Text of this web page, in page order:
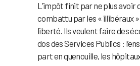
L’impôt finit par ne plus avoir
combattu par les « illibéraux »
liberté. Ils veulent faire des
dos des Services Publics :
part en quenouille, les